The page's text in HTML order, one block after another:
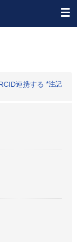
連携する *注記